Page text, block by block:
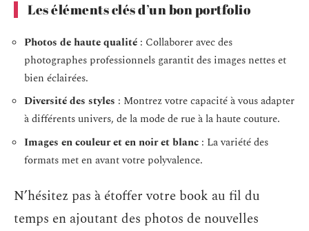
Les éléments clés d’un bon portfolio
Photos de haute qualité : Collaborer avec des
photographes professionnels garantit des images nettes et
bien éclairées.
Diversité des styles : Montrez votre capacité à vous adapter
à différents univers, de la mode de rue à la haute couture.
Images en couleur et en noir et blanc : La variété des
formats met en avant votre polyvalence.
N’hésitez pas à étoffer votre book au fil du
temps en ajoutant des photos de nouvelles